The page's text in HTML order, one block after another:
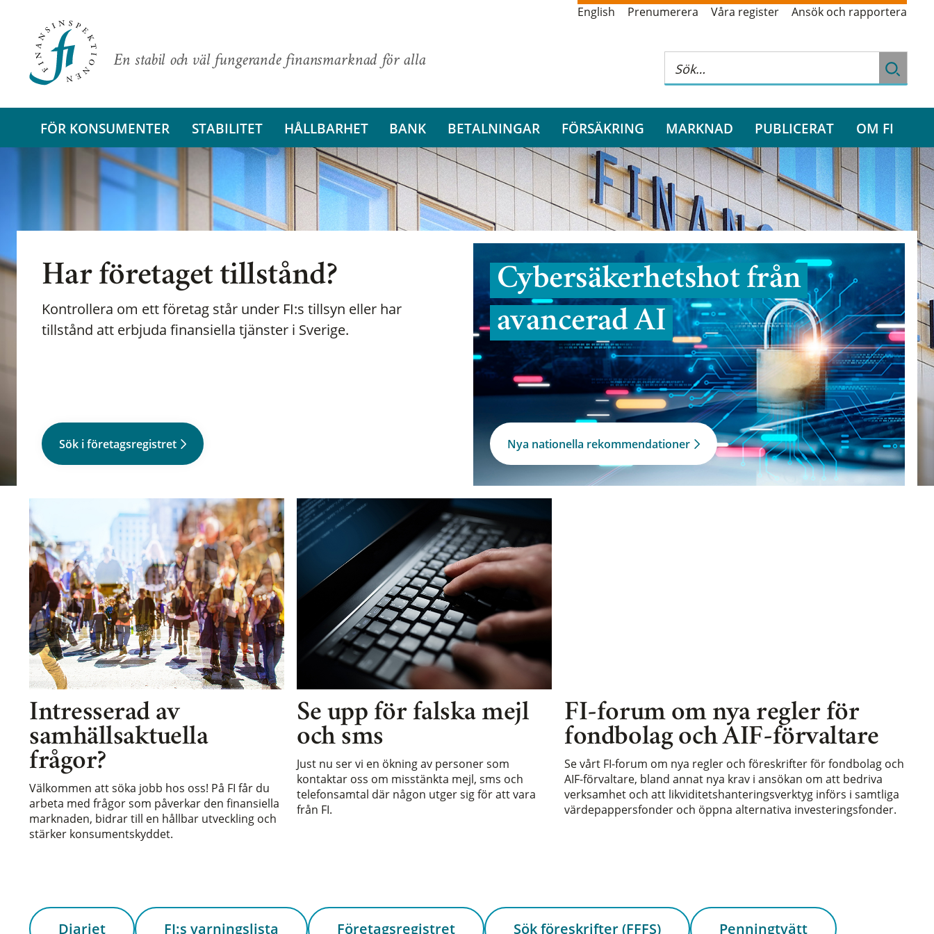
En stabil och väl fungerande finansmarknad för alla
English Prenumerera Våra register Ansök och rapportera
FÖR KONSUMENTER STABILITET HÅLLBARHET BANK BETALNINGAR FÖRSÄKRING MARKNAD PUBLICERAT OM FI
Har företaget tillstånd?
Kontrollera om ett företag står under FI:s tillsyn eller har
tillstånd att erbjuda finansiella tjänster i Sverige.
Sök i företagsregistret
Cybersäkerhetshot från
avancerad AI
Nya nationella rekommendationer
Intresserad av
samhällsaktuella
frågor?
Välkommen att söka jobb hos oss! På FI får du
arbeta med frågor som påverkar den finansiella
marknaden, bidrar till en hållbar utveckling och
stärker konsumentskyddet.
Se upp för falska mejl
och sms
Just nu ser vi en ökning av personer som
kontaktar oss om misstänkta mejl, sms och
telefonsamtal där någon utger sig för att vara
från FI.
FI-forum om nya regler för
fondbolag och AIF-förvaltare
Se vårt FI-forum om nya regler och föreskrifter för fondbolag och
AIF-förvaltare, bland annat nya krav i ansökan om att bedriva
verksamhet och att likviditetshanteringsverktyg införs i samtliga
värdepappersfonder och öppna alternativa investeringsfonder.
Diariet FI:s varningslista Företagsregistret Sök föreskrifter (FFFS) Penningtvätt